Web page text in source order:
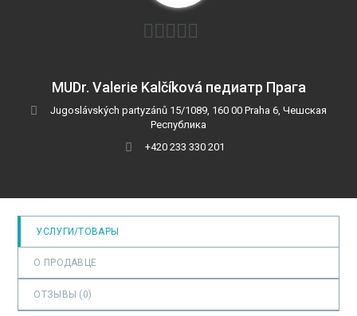
и
з
5
MUDr. Valerie Kalčíková педиатр Прага
Jugoslávských partyzánů 15/1089, 160 00 Praha 6, Чешская
Республика
+420 233 330 201
УСЛУГИ/ТОВАРЫ
О ПРОДАВЦЕ
ОТЗЫВЫ ( 0)